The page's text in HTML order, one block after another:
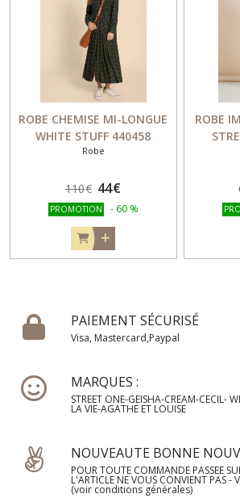
ROBE CHEMISE MI-LONGUE
WHITE STUFF 440458
Robe
110€ 44€
PROMOTION - 60 %
ROBE
PAIEMENT SÉCURISÉ
Visa, Mastercard,Paypal
MARQUES :
STREET ONE-GEISHA-CREAM-CECIL-
LA VIE-AGATHE ET LOUISE
NOUVEAUTE BONNE
POUR TOUTE COMMANDE PASSEE
L'ARTICLE NE VOUS CONVIENT PAS -
(voir conditions générales)